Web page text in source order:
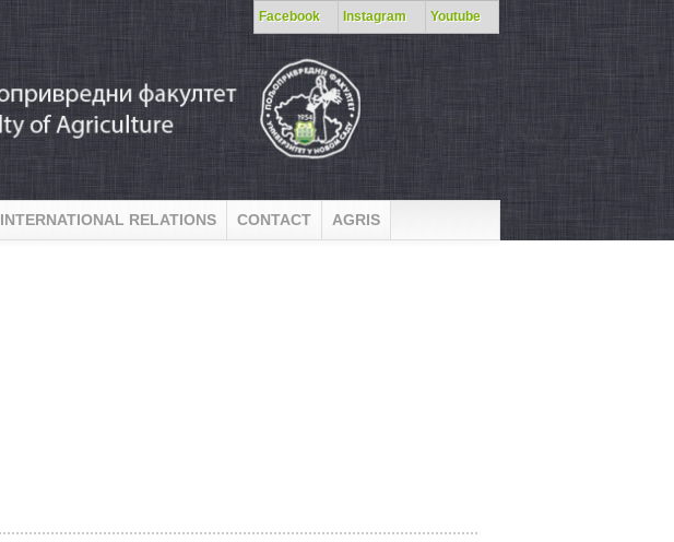
Facebook Instagram Youtube
INTERNATIONAL RELATIONS CONTACT AGRIS